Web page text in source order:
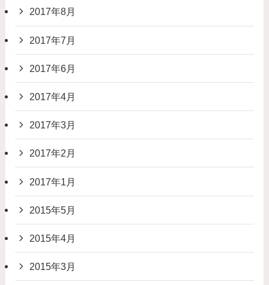
2017年8月
2017年7月
2017年6月
2017年4月
2017年3月
2017年2月
2017年1月
2015年5月
2015年4月
2015年3月